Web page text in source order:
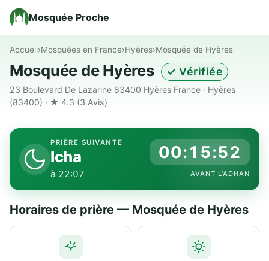
Mosquée Proche
Accueil›Mosquées en France›Hyères›Mosquée de Hyères
Mosquée de Hyères ✓ Vérifiée
23 Boulevard De Lazarine 83400 Hyères France · Hyères
(83400) · ★ 4.3 (3 Avis)
PRIÈRE SUIVANTE
Icha
à 22:07
00:15:51
AVANT L'ADHAN
Horaires de prière — Mosquée de Hyères